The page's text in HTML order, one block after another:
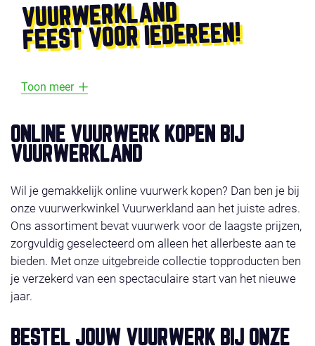
VUURWERKLAND
FEEST VOOR IEDEREEN!
Toon meer
ONLINE VUURWERK KOPEN BIJ
VUURWERKLAND
Wil je gemakkelijk online vuurwerk kopen? Dan ben je bij
onze vuurwerkwinkel Vuurwerkland aan het juiste adres.
Ons assortiment bevat vuurwerk voor de laagste prijzen,
zorgvuldig geselecteerd om alleen het allerbeste aan te
bieden. Met onze uitgebreide collectie topproducten ben
je verzekerd van een spectaculaire start van het nieuwe
jaar.
BESTEL JOUW VUURWERK BIJ ONZE